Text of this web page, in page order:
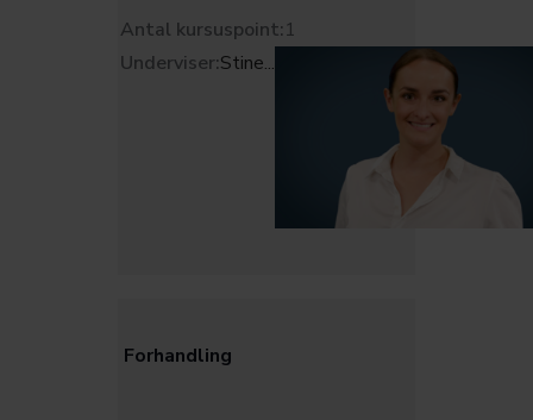
Antal kursuspoint:1
Underviser:Stine...
Forhandling